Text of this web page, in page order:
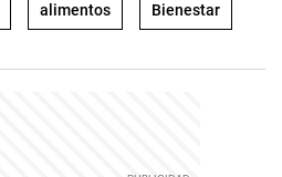
alimentos Bienestar